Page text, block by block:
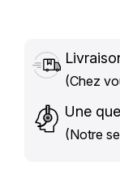
(Chez
Une
(Notre